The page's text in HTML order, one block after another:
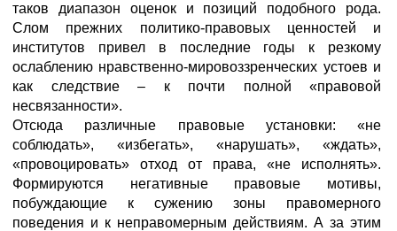
таков диапазон оценок и позиций подобного рода.
Слом прежних политико-правовых ценностей и
институтов привел в последние годы к резкому
ослаблению нравственно-мировоззренческих устоев и
как следствие – к почти полной «правовой
несвязанности».
Отсюда различные правовые установки: «не
соблюдать», «избегать», «нарушать», «ждать»,
«провоцировать» отход от права, «не исполнять».
Формируются негативные правовые мотивы,
побуждающие к сужению зоны правомерного
поведения и к неправомерным действиям. А за этим